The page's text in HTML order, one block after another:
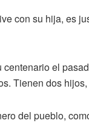
con su hija, es
el
Tienen dos
del pueblo,